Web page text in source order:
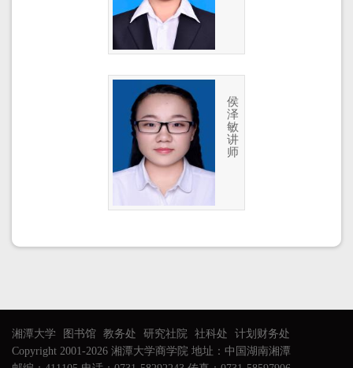
侯
泽
敏
讲
师
湘潭大学 图书馆 教务处 研究社院 社科处
计划财务处
Copyright 2001-2026 湘潭大学商学院 地址：中国湖南湘潭